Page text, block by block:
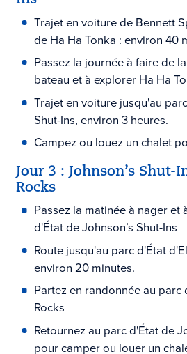
Trajet en voiture de Bennett
de Ha Ha Tonka : environ 40
Passez la journée à faire de
bateau et à explorer Ha Ha
Trajet en voiture jusqu'au
Shut-Ins, environ 3 heures.
Campez ou louez un chalet
Jour 3 : Johnson’s Shut-
Rocks
Passez la matinée à nager et
d'État de Johnson’s Shut-Ins
Route jusqu'au parc d'État
environ 20 minutes.
Partez en randonnée au parc
Rocks
Retournez au parc d'État de
pour camper ou louer un